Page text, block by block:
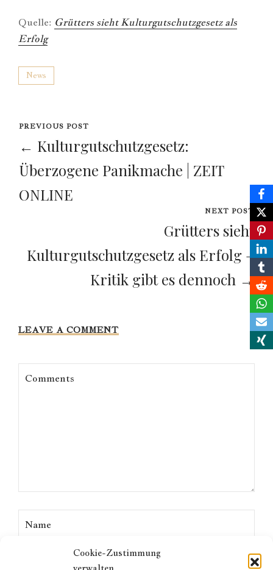
Cookie-Zustimmung
Quelle: Grütters sieht Kulturgutschutzgesetz als
Erfolg
News
PREVIOUS POST
← Kulturgutschutzgesetz:
Überzogene Panikmache | ZEIT
ONLINE
NEXT POST
Grütters sieht
Kulturgutschutzgesetz als Erfolg –
Kritik gibt es dennoch →
LEAVE A COMMENT